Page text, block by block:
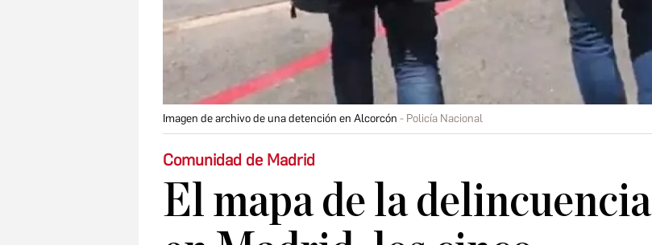
Imagen de archivo de una detención en Alcorcón Policía Nacional
Comunidad de Madrid
El mapa de la delincuencia